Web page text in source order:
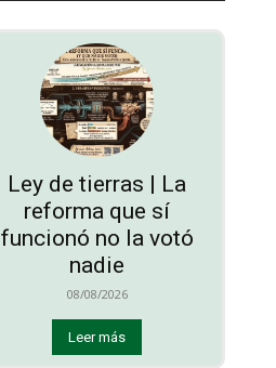
Ley de tierras | La
reforma que sí
funcionó no la votó
nadie
08/08/2026
Leer más